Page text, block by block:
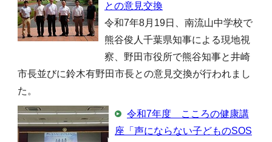
との意見交換
令和7年8月19日、南流山中学校で
熊谷俊人千葉県知事による現地視
察、野田市役所で熊谷知事と井崎
市長並びに鈴木有野田市長との意見交換が行われまし
た。
令和7年度 こころの健康講
座「声にならない子どものSOS